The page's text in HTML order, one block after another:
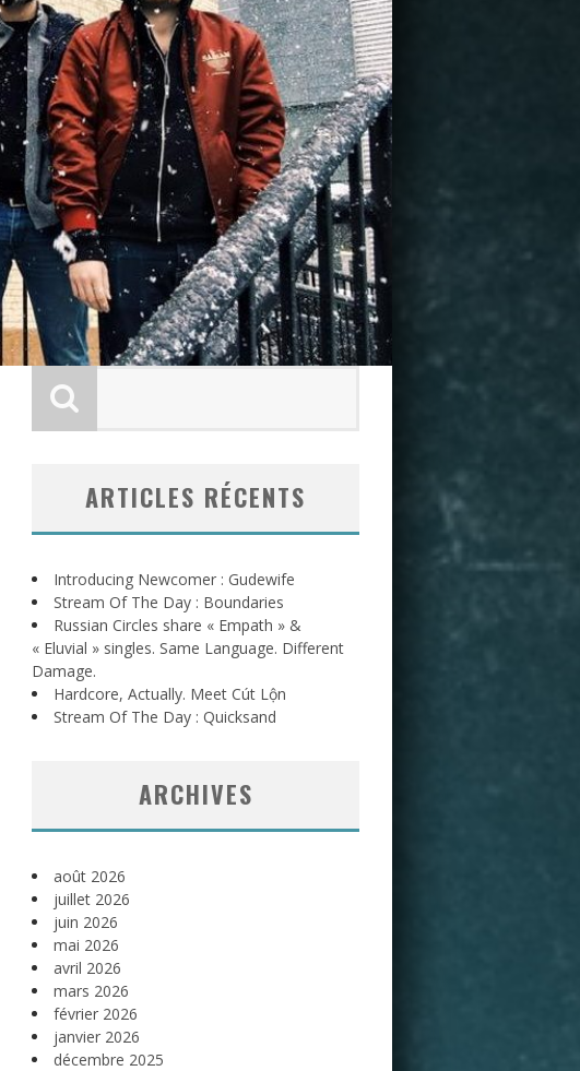
ARTICLES RÉCENTS
Introducing Newcomer : Gudewife
Stream Of The Day : Boundaries
Russian Circles share « Empath » &
« Eluvial » singles. Same Language. Different
Damage.
Hardcore, Actually. Meet Cút Lộn
Stream Of The Day : Quicksand
ARCHIVES
août 2026
juillet 2026
juin 2026
mai 2026
avril 2026
mars 2026
février 2026
janvier 2026
décembre 2025